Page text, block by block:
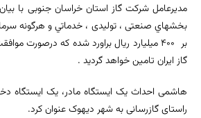
مدیرعامل شرکت گاز استان خراسان جنوبی با
بخشهاي صنعتی ، تولیدی ، خدماتي و هرگونه
بر 400 میلیارد ریال براورد شده كه
گاز ايران تامين خواهد گرديد .
راستای گازرسانی به شهر دیهوک عنوان کرد.